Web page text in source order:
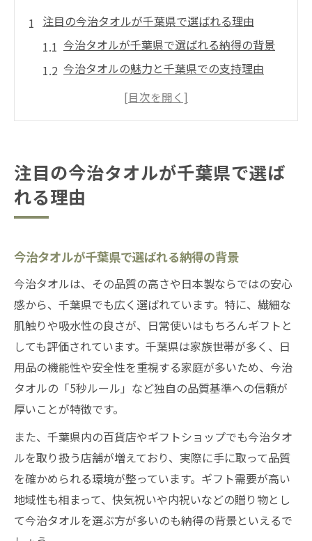
注目の今治タオルが千葉県で選ばれる理由
今治タオルが千葉県で選ばれる納得の背景
今治タオルの魅力と千葉県での支持理由
今治タオルが千葉県の生活に溶け込む理由
ギフトに最適な今治タオルの魅力を解説
今治タオルがギフトに選ばれる理由と魅力
贈り物として今治タオルが支持される背景
方
感謝を伝える今治タオルギフトのおすすめ
理由
今治タオルが快気祝いなどに最適な理由を
紹介
高品質な今治タオル、その人気の背景とは
今治タオルが高品質と評価される理由
今治タオルの人気の秘密を徹底解説
今治タオルが多くの人に愛される背景
今治タオルが有名な理由とその信頼性
今治タオルの品質基準とブランド力の秘密
千葉県生活に今治タオルが合う納得の理由
注目の今治タオルが千葉県で選ば
れる理由
今治タオルが千葉県で選ばれる納得の背景
今治タオルは、その品質の高さや日本製ならではの安心
感から、千葉県でも広く選ばれています。特に、繊細な
肌触りや吸水性の良さが、日常使いはもちろんギフトと
しても評価されています。千葉県は家族世帯が多く、日
用品の機能性や安全性を重視する家庭が多いため、今治
タオルの「5秒ルール」など独自の品質基準への信頼が
厚いことが特徴です。
また、千葉県内の百貨店やギフトショップでも今治タオ
ルを取り扱う店舗が増えており、実際に手に取って品質
を確かめられる環境が整っています。ギフト需要が高い
地域性も相まって、快気祝いや内祝いなどの贈り物とし
て今治タオルを選ぶ方が多いのも納得の背景といえるで